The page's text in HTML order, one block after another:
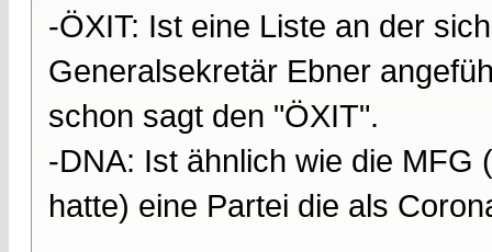
-ÖXIT: Ist eine Liste an der
Generalsekretär Ebner
schon sagt den "ÖXIT".
-DNA: Ist ähnlich wie die MFG
hatte) eine Partei die als